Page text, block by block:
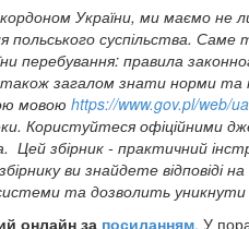
України, ми маємо не
польського суспільства.
перебування: правила
загалом знати норми та
мовою https://www.gov.pl/web/ua
Користуйтеся офіційними
Цей збірник - практичний
ви знайдете відповіді
системи та дозволить
онлайн за посиланням. У